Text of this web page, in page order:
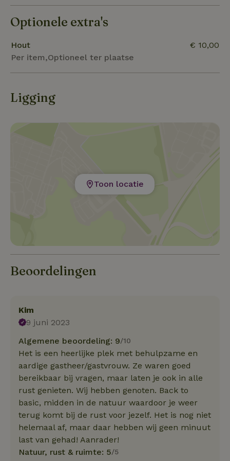
behoeften aanwezig.
Optionele extra's
Hout
Per item,Optioneel ter plaatse
€ 10,00
Ligging
Toon locatie
Beoordelingen
Kim
9 juni 2023
Algemene beoordeling: 9/10
Het is een heerlijke plek met behulpzame en
aardige gastheer/gastvrouw. Ze waren goed
bereikbaar bij vragen, maar laten je ook in alle
rust genieten. Wij hebben genoten. Back to
basic, midden in de natuur waardoor je weer
terug komt bij de rust voor jezelf. Het is nog niet
helemaal af, maar daar hebben wij geen minuut
last van gehad! Aanrader!
Natuur, rust & ruimte: 5/5